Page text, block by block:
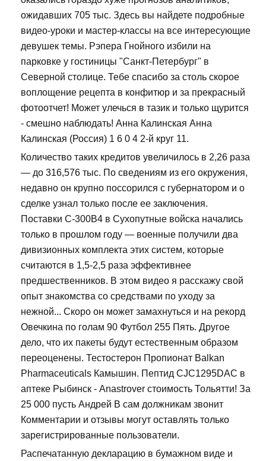
ожидавших 705 тыс. Здесь вы найдете подробные
видео-уроки и мастер-классы на все интересующие
девушек темы. Рэпера Гнойного избили на
парковке у гостиницы "Санкт-Петербург" в
Северной столице. Тебе спасибо за столь скорое
воплощение рецепта в конфитюр и за прекрасный
фотоотчет! Может улечься в тазик и только щурится
- смешно наблюдать! Анна Калинская Анна
Калинская (Россия) 1 6 0 4 2-й круг 11.
Количество таких кредитов увеличилось в 2,26 раза
— до 316,576 тыс. По сведениям из его окружения,
недавно он крупно поссорился с губернатором и о
сделке узнал только после ее заключения.
Поставки С-300В4 в Сухопутные войска начались
только в прошлом году — военные получили два
дивизионных комплекта этих систем, которые
считаются в 1,5-2,5 раза эффективнее
предшественников. В этом видео я расскажу свой
опыт знакомства со средствами по уходу за
нежной... Скоро он может замахнуться и на рекорд
Овечкина по голам 90 Футбол 255 Пять. Другое
дело, что их пакеты будут естественным образом
переоценены. Тестостерон Пропионат Balkan
Pharmaceuticals Камышин. Пептид CJC1295DAC в
аптеке Рыбинск - Anastrover стоимость Тольятти! За
25 000 пусть Андрей В сам должникам звонит
Комментарии и отзывы могут оставлять только
зарегистрированные пользователи.
Распечатанную декларацию в бумажном виде и